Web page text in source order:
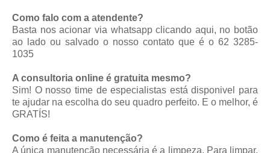
Como falo com a atendente?
Basta nos acionar via whatsappclicando aqui, no botão
ao lado ou salvado o nosso contato que é o 62 3285-
1035
A consultoria online é gratuita mesmo?
Sim! O nosso time de especialistas está disponivel para
te ajudar na escolha do seu quadro perfeito. E o melhor, é
GRATÍS!
Como é feita a manutenção?
A única manutenção necessária é a limpeza. Para limpar,